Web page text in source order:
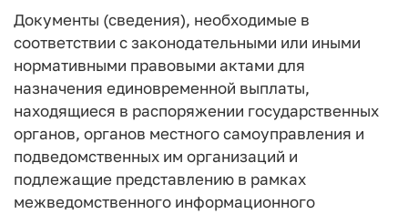
Документы (сведения), необходимые в
соответствии с законодательными или иными
нормативными правовыми актами для
назначения единовременной выплаты,
находящиеся в распоряжении государственных
органов, органов местного самоуправления и
подведомственных им организаций и
подлежащие представлению в рамках
межведомственного информационного